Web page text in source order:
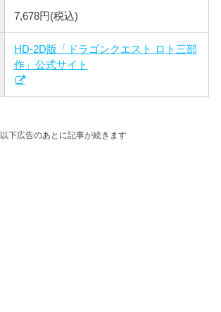
7,678円(税込)
HD-2D版「ドラゴンクエスト ロト三部
作」公式サイト
以下広告のあとに記事が続きます